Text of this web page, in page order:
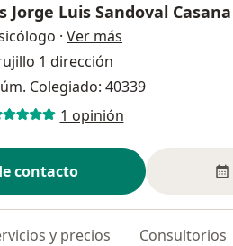
Jorge Luis Sandoval Casana
· Ver más
1 dirección
Colegiado: 40339
1 opinión
contacto
y precios Consultorios